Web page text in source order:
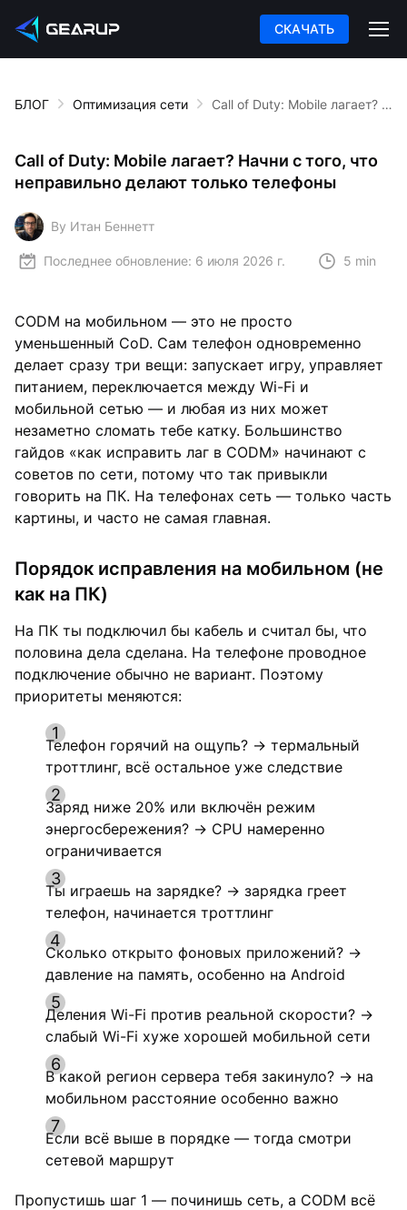
СКАЧАТЬ
БЛОГ Оптимизация сети Call of Duty: Mobile лагает? Начни с того, что неправильно делают только телефоны
Call of Duty: Mobile лагает? Начни с того, что
неправильно делают только телефоны
By Итан Беннетт
Последнее обновление: 6 июля 2026 г. 5 min
CODM на мобильном — это не просто
уменьшенный CoD. Сам телефон одновременно
делает сразу три вещи: запускает игру, управляет
питанием, переключается между Wi-Fi и
мобильной сетью — и любая из них может
незаметно сломать тебе катку. Большинство
гайдов «как исправить лаг в CODM» начинают с
советов по сети, потому что так привыкли
говорить на ПК. На телефонах сеть — только часть
картины, и часто не самая главная.
Порядок исправления на мобильном (не
как на ПК)
На ПК ты подключил бы кабель и считал бы, что
половина дела сделана. На телефоне проводное
подключение обычно не вариант. Поэтому
приоритеты меняются:
Телефон горячий на ощупь? → термальный
троттлинг, всё остальное уже следствие
Заряд ниже 20% или включён режим
энергосбережения? → CPU намеренно
ограничивается
Ты играешь на зарядке? → зарядка греет
телефон, начинается троттлинг
Сколько открыто фоновых приложений? →
давление на память, особенно на Android
Деления Wi-Fi против реальной скорости? →
слабый Wi-Fi хуже хорошей мобильной сети
В какой регион сервера тебя закинуло? → на
мобильном расстояние особенно важно
Если всё выше в порядке — тогда смотри
сетевой маршрут
Пропустишь шаг 1 — починишь сеть, а CODM всё